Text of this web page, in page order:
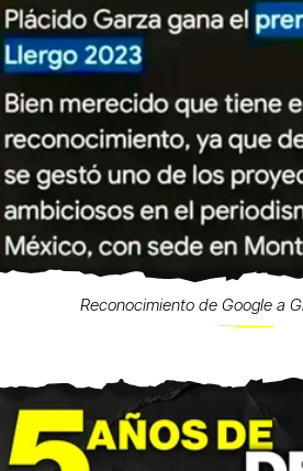
Reconocimiento de Google a